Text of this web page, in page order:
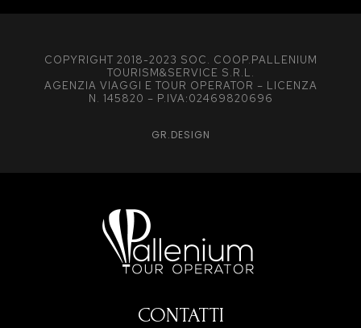
COPYRIGHT 2018-2023 SOC. COOP.PALLENIUM
TOURISM&SERVICE S.R.L.
AGENZIA VIAGGI E TOUR OPERATOR – LICENZA
N. 145820 – P.IVA:02469820696
GR.DESIGN
CONTATTI